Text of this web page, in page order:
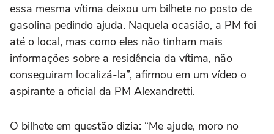
essa mesma vítima deixou um bilhete no posto de
gasolina pedindo ajuda. Naquela ocasião, a PM foi
até o local, mas como eles não tinham mais
informações sobre a residência da vítima, não
conseguiram localizá-la”, afirmou em um vídeo o
aspirante a oficial da PM Alexandretti.
O bilhete em questão dizia: “Me ajude, moro no